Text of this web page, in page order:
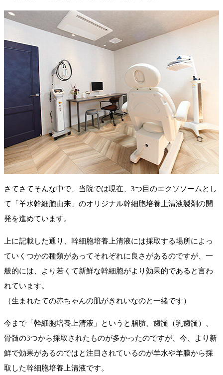
さてさてそんな中で、当院では現在、3つ目のエクソソームとし
て「羊水幹細胞由来」のオリジナル幹細胞培養上清液製剤の開
発を進めています。
上に記載した通り、幹細胞培養上清液には採取する場所によっ
ていくつかの種類があってそれぞれに良さがあるのですが、一
般的には、より若くて新鮮な幹細胞がより効果的であると言わ
れています。
（生まれたての赤ちゃんの肌がきれいなのと一緒です）
今まで「幹細胞培養上清液」というと脂肪、歯髄（乳歯髄）、
骨髄の3つから採取されたものが多かったのですが、今、より新
鮮で効果があるのではと注目されているのが羊水や羊膜から採
取した幹細胞培養上清液です。